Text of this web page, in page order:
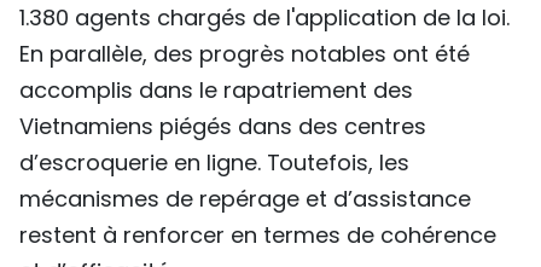
1.380 agents chargés de l'application de la loi.
En parallèle, des progrès notables ont été
accomplis dans le rapatriement des
Vietnamiens piégés dans des centres
d’escroquerie en ligne. Toutefois, les
mécanismes de repérage et d’assistance
restent à renforcer en termes de cohérence